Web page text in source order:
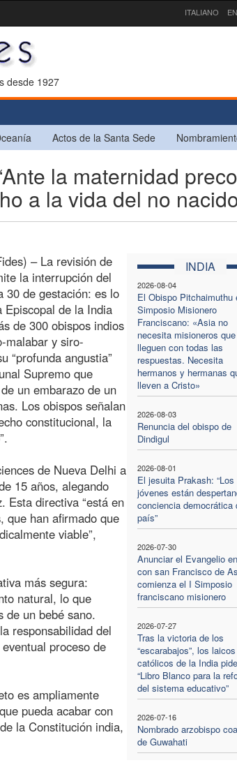
ITALIANO
desde 1927
Actos de la Santa Sede
la maternidad
a la vida del no
INDIA
2026-08-04
El Obispo Pitchaimuthu
Simposio Misionero
Franciscano: «Asia no
necesita misioneros que
lleguen con todas las
respuestas. Necesita
hermanos y hermanas
lleven a Cristo»
2026-08-03
Renuncia del obispo de
Dindigul
2026-08-01
El jesuita Prakash: “Los
jóvenes están
conciencia democrática
país”
2026-07-30
Anunciar el Evangelio
con san Francisco de
comienza el I Simposio
franciscano misionero
2026-07-27
Tras la victoria de los
“escarabajos”, los laicos
católicos de la India
“Libro Blanco para la
del sistema educativo”
2026-07-16
Nombrado arzobispo
de Guwahati
– La revisión de
la interrupción del
30 de gestación: es lo
Episcopal de la India
de 300 obispos indios
malabar y siro-
“profunda angustia”
Supremo que
un embarazo de un
Los obispos señalan
constitucional, la
de Nueva Delhi a
15 años, alegando
Esta directiva “está en
que han afirmado que
viable”,
más segura:
natural, lo que
de un bebé sano.
responsabilidad del
proceso de
es ampliamente
pueda acabar con
la Constitución india,